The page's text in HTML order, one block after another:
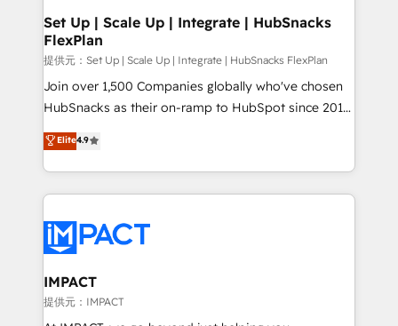
marketing, advertising, campaigns, content and
design We connect people, data and technology to
improve customer experiences. With our bright
people, exciting ideas and can-do mentality, we
ensure revenue growth on a daily basis. So tell us
team of 100+ experts is ready for you! Driving digital
growth | www.brightdigital.com
Set Up | Scale Up | Integrate | HubSnacks
FlexPlan
提供元：Set Up | Scale Up | Integrate | HubSnacks FlexPlan
Join over 1,500 Companies globally who've chosen
HubSnacks as their on-ramp to HubSpot since 2014
Simple pay-as-you-go plans that accelerate value...
1️⃣ Set Up | Onboarding New or Check-fixing existing
HubSpot portals 2️⃣ Scale Up | 100% HubSpot Task
Execution... Global 24/7 ... All Experts 3️⃣ Integrate |
Slash months from your API Integration project... ⬅️
Click "Contact Business" ⬅️ to access 150+ Kickstart
Integration templates that put HubSpot in the center
of your tech stack, syncing... 🛍️ Shopify or
WooCommerce 💲 Stripe or Paypal 💰 Sage or
Elite4.9
IMPACT
提供元：IMPACT